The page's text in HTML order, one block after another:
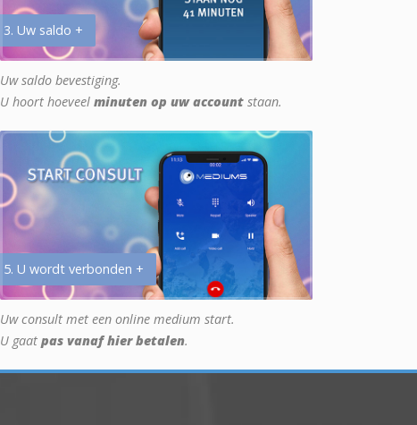
3. Uw saldo +
Uw saldo bevestiging.
U hoort hoeveel minuten op uw account staan.
5. U wordt verbonden +
Uw consult met een online medium start.
U gaat pas vanaf hier betalen.